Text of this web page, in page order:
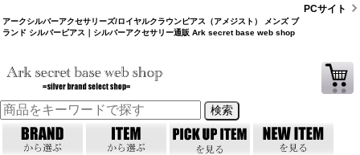
アークシルバーアクセサリーズ/ロイヤルクラウンピアス（アメジスト） メンズ ブ
ランド シルバーピアス｜シルバーアクセサリー通販 Ark secret base web shop
PCサイト